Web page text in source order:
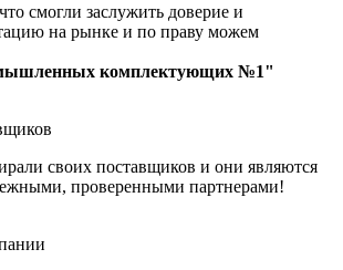
смогли заслужить доверие и
на рынке и по праву можем
комплектующих №1"
своих поставщиков и они являются
проверенными партнерами!